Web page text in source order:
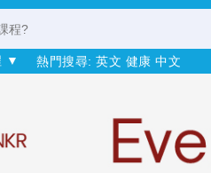
▼ 熱門搜尋: 英文 健康 中文